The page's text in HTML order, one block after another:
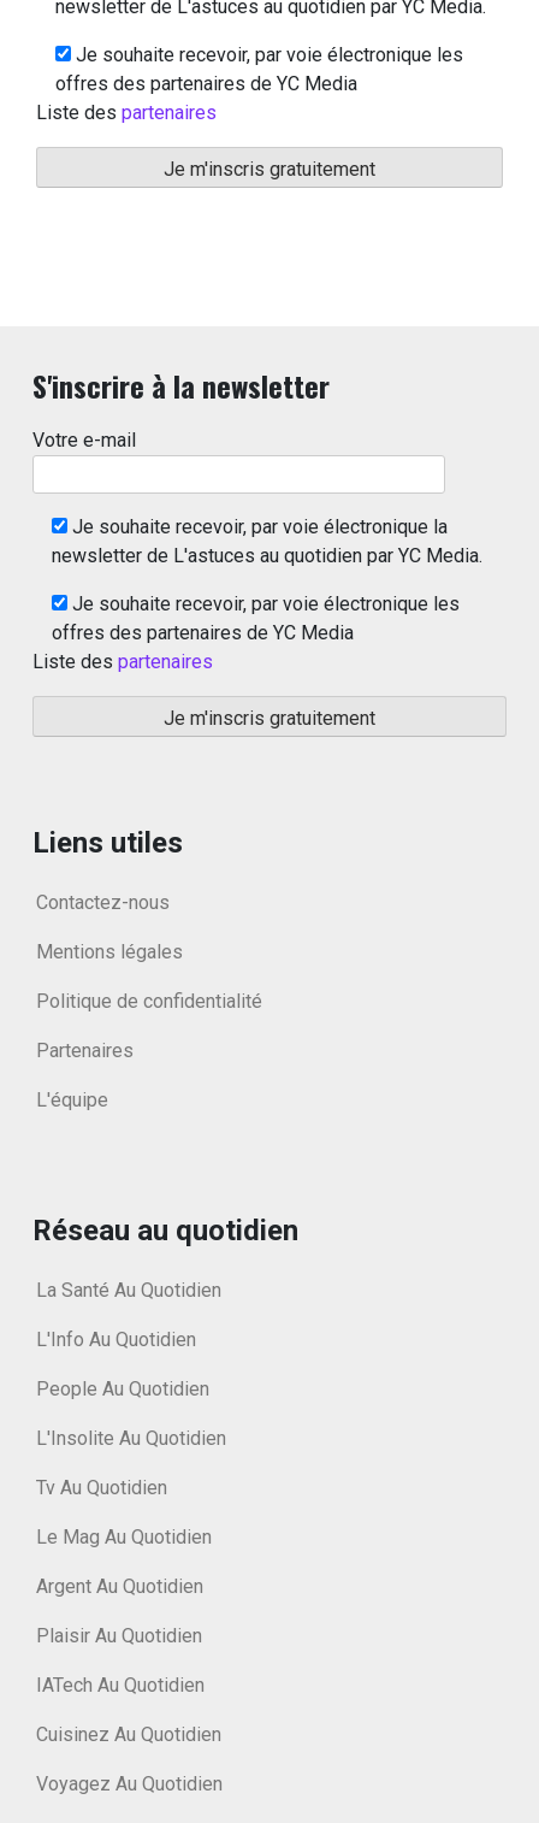
newsletter de L'astuces au quotidien par YC Media.
Je souhaite recevoir, par voie électronique les
offres des partenaires de YC Media
Liste des partenaires
S'inscrire à la newsletter
Votre e-mail
Je souhaite recevoir, par voie électronique la
newsletter de L'astuces au quotidien par YC Media.
Je souhaite recevoir, par voie électronique les
offres des partenaires de YC Media
Liste des partenaires
Liens utiles
Contactez-nous
Mentions légales
Politique de confidentialité
Partenaires
L'équipe
Réseau au quotidien
La Santé Au Quotidien
L'Info Au Quotidien
People Au Quotidien
L'Insolite Au Quotidien
Tv Au Quotidien
Le Mag Au Quotidien
Argent Au Quotidien
Plaisir Au Quotidien
IATech Au Quotidien
Cuisinez Au Quotidien
Voyagez Au Quotidien